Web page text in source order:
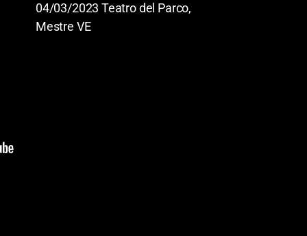
04/03/2023 Teatro del Parco,
Mestre VE